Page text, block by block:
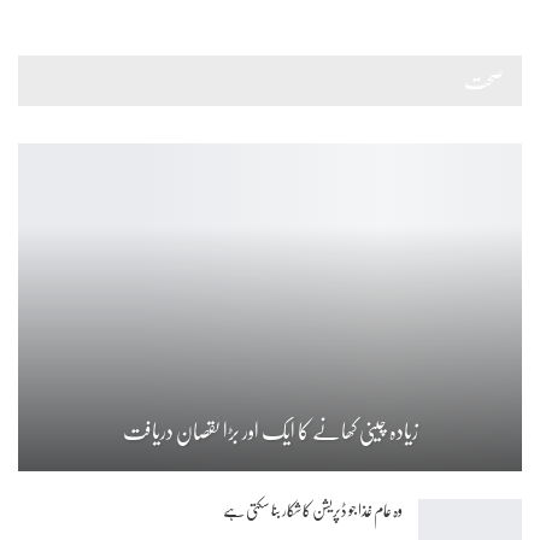
زیادہ چینی کھانے کا ایک اور بڑا نقصان دریافت
وہ عام غذا جو ڈپریشن کا شکار بنا سکتی ہے